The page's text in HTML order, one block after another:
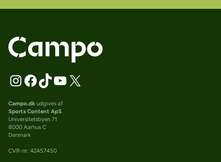
Campo.dkudgives af
Sports Content ApS
Universitetsbyen 71
8000 Aarhus C
Denmark
CVR-nr: 42457450